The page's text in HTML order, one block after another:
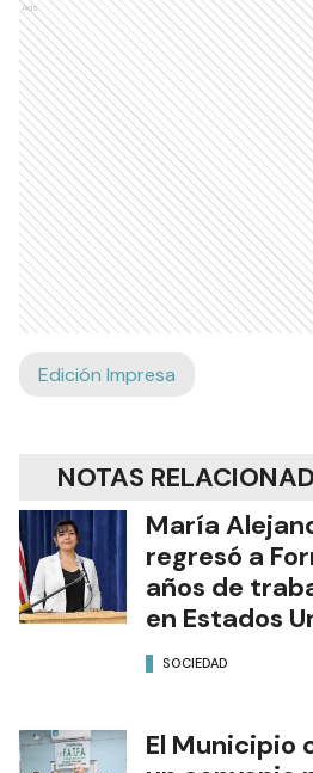
Ads
Edición Impresa
NOTAS
María
regresó a
años de
en Estados
SOCIEDAD
El Municipio